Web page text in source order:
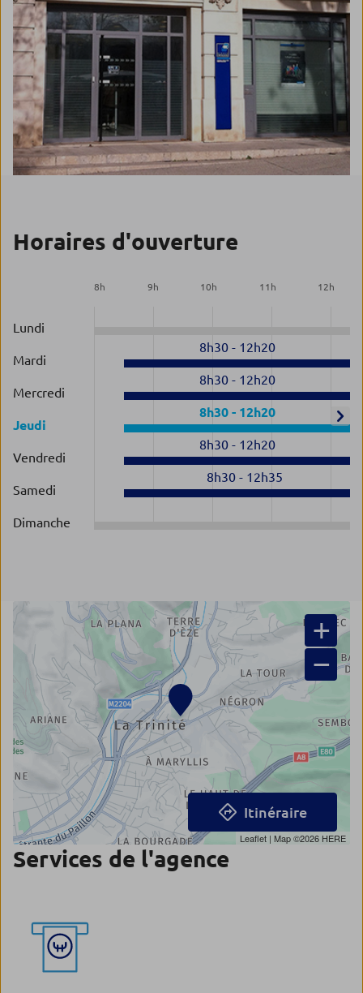
Horaires d'ouverture
8h 9h 10h 11 h 12h
Lundi
Mardi
8h30- 12h20
Mercredi
8h30- 12h20
Jeudi
8h30- 12h20
Vendredi
8h30- 12h20
Samedi
8h30 - 12h35
Dimanche
+
−
Leaflet | Map ©2026 HERE
Itinéraire
Services de l'agence